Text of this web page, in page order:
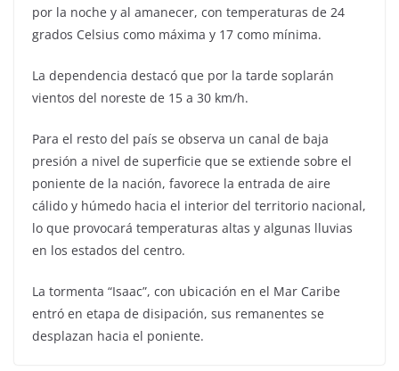
por la noche y al amanecer, con temperaturas de 24
grados Celsius como máxima y 17 como mínima.
La dependencia destacó que por la tarde soplarán
vientos del noreste de 15 a 30 km/h.
Para el resto del país se observa un canal de baja
presión a nivel de superficie que se extiende sobre el
poniente de la nación, favorece la entrada de aire
cálido y húmedo hacia el interior del territorio nacional,
lo que provocará temperaturas altas y algunas lluvias
en los estados del centro.
La tormenta “Isaac”, con ubicación en el Mar Caribe
entró en etapa de disipación, sus remanentes se
desplazan hacia el poniente.